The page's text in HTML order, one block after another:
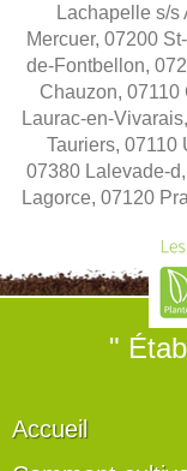
Lachapelle s/
Mercuer, 07200
de-Fontbellon,
Chauzon, 07110
Laurac-en-
Tauriers, 07110
07380 Lalevade-
Lagorce, 07120
"
Accueil